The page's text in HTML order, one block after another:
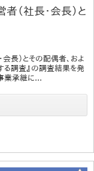
（社長・会長）と
長）とその配偶者、およ
る調査』の調査結果を発
業承継に...